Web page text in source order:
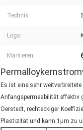
Technik:
Logo:
Markieren:
Es ist eine sehr
Anfangspermeabilität effektiv
Oerstedt, rechteckiger
Plastizität und kann 1μm zu